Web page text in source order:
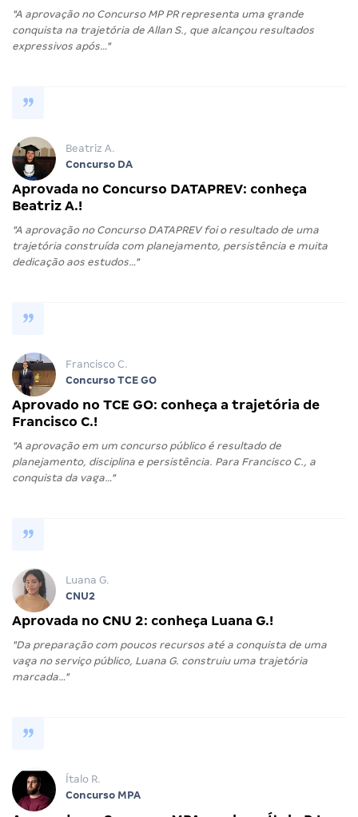
"A aprovação no Concurso MP PR representa uma grande
conquista na trajetória de Allan S., que alcançou resultados
expressivos após…"
Beatriz A.
Concurso DA
Aprovada no Concurso DATAPREV: conheça
Beatriz A.!
"A aprovação no Concurso DATAPREV foi o resultado de uma
trajetória construída com planejamento, persistência e muita
dedicação aos estudos…"
Francisco C.
Concurso TCE GO
Aprovado no TCE GO: conheça a trajetória de
Francisco C.!
"A aprovação em um concurso público é resultado de
planejamento, disciplina e persistência. Para Francisco C., a
conquista da vaga…"
Luana G.
CNU2
Aprovada no CNU 2: conheça Luana G.!
"Da preparação com poucos recursos até a conquista de uma
vaga no serviço público, Luana G. construiu uma trajetória
marcada…"
Ítalo R.
Concurso MPA